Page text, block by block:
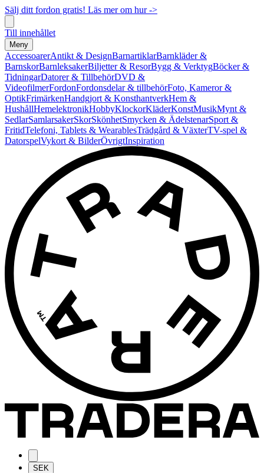
Sälj ditt fordon gratis! Läs mer om hur ->
Till innehållet
Meny
AccessoarerAntikt & DesignBarnartiklarBarnkläder &
BarnskorBarnleksakerBiljetter & ResorBygg & VerktygBöcker &
TidningarDatorer & TillbehörDVD &
VideofilmerFordonFordonsdelar & tillbehörFoto, Kameror &
OptikFrimärkenHandgjort & KonsthantverkHem &
HushållHemelektronikHobbyKlockorKläderKonstMusikMynt &
SedlarSamlarsakerSkorSkönhetSmycken & ÄdelstenarSport &
FritidTelefoni, Tablets & WearablesTrädgård & VäxterTV-spel &
DatorspelVykort & BilderÖvrigtInspiration
SEK